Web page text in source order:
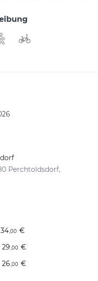
Perchtoldsdorf,
34,00 €
29,00 €
26,00 €